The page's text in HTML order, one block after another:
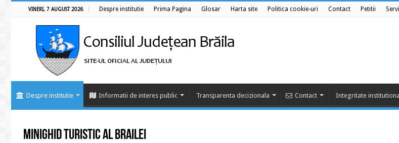
VINERI, 7 AUGUST 2026 Despre institutie Prima Pagina Glosar Harta site Politica cookie-uri Contact Petitii
Despre institutie Informatii de interes public Transparenta decizionala Contact Integritate
Minighid turistic al Brailei